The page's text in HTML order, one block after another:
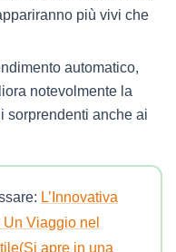
più vivi che
automatico,
notevolmente la
sorprendenti anche ai
L’Innovativa
Viaggio nel
apre in una